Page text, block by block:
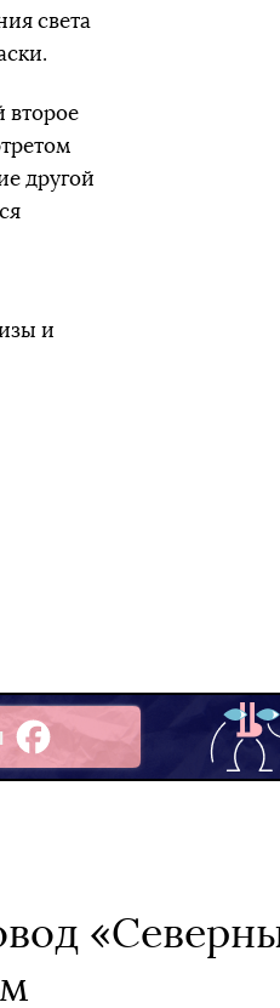
света
второе
другой
и